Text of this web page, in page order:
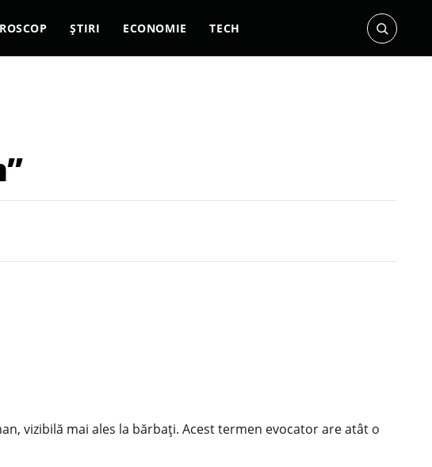
ȘTIRI ECONOMIE TECH
vizibilă mai ales la bărbați. Acest termen evocator are atât o